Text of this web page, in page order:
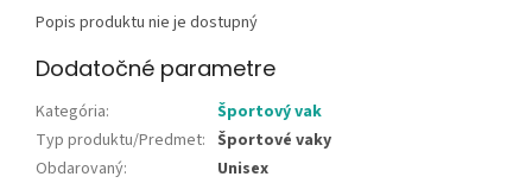
Popis produktu nie je dostupný
Dodatočné parametre
Kategória:
Športový vak
Typ produktu/Predmet: Športové vaky
Obdarovaný:
Unisex